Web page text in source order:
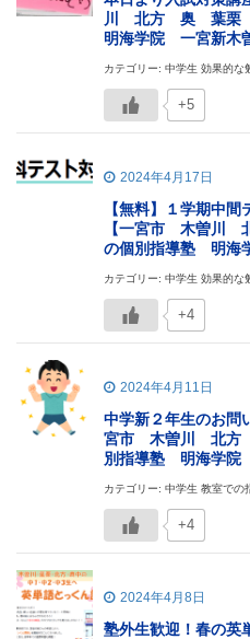
川 北方 奥 葉栗
明海学院 一宮新木
カテゴリー: 中学生 効果的な
+5
2024年4月17日
【無料】１学期中
【一宮市 木曽川
の個別指導塾 明海
カテゴリー: 中学生 効果的な
+4
2024年4月11日
中学新２年生のお
宮市 木曽川 北方
別指導塾 明海学院
カテゴリー: 中学生 教室での
+4
2024年4月8日
塾外生歓迎！春の